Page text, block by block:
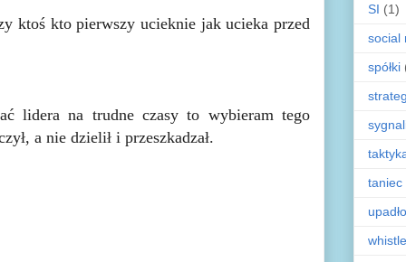
ktoś kto pierwszy ucieknie jak ucieka przed
lidera na trudne czasy to wybieram tego
a nie dzielił i przeszkadzał.
SI (1)
social
spółki
taniec